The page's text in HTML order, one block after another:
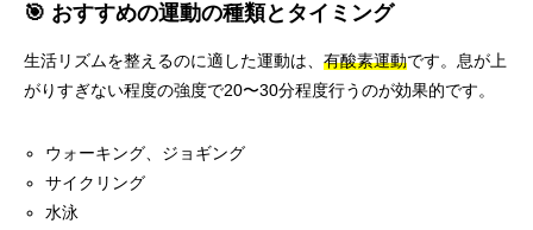
🎯 おすすめの運動の種類とタイミング
生活リズムを整えるのに適した運動は、 有酸素運動です。息が上
がりすぎない程度の強度で20〜30分程度行うのが効果的です。
ウォーキング、ジョギング
サイクリング
水泳